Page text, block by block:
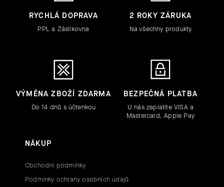
RYCHLÁ DOPRAVA
PPL a Zásilkovna
2 ROKY ZÁRUKA
Na všechny produkty
VÝMĚNA ZBOŽÍ ZDARMA
Do 14 dnů s účtenkou
BEZPEČNÁ PLATBA
U nás zaplatíte VISA a
Mastercard, Apple Pay
NÁKUP
Obchodní podmínky
Podmínky ochrany osobních údajů